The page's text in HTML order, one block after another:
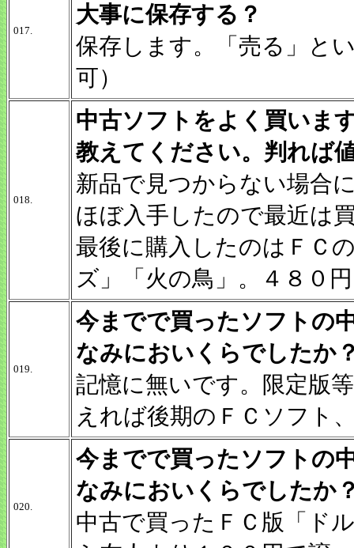
017.
大事に保存する？
保存します。「売る」と
可）
018.
中古ソフトをよく買いま
教えてください。判れば
新品で見つからない場合
ほぼ入手したので最近は
最後に購入したのはＦＣ
ズ」「火の鳥」。４８０
019.
今までで買ったソフトの
なみにおいくらでしたか
記憶に無いです。限定版
えれば後期のＦＣソフト
020.
今までで買ったソフトの
なみにおいくらでしたか
中古で買ったＦＣ版「ド